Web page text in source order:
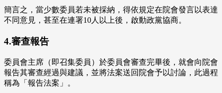
簡言之，當少數委員若未被採納，得依規定在院會發言以表達
不同意見，甚至在連署10人以上後，啟動政黨協商。
4.審查報告
委員會主席（即召集委員）於委員會審查完畢後，就會向院會
報告其審查經過與建議，並將法案送回院會予以討論，此過程
稱為「報告法案」。